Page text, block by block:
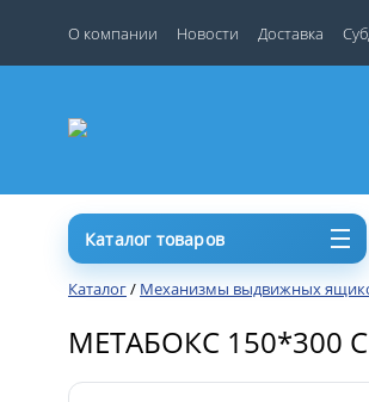
О компании Новости Доставка
Каталог товаров
Каталог/ Механизмы выдвижных
МЕТАБОКС 150*300